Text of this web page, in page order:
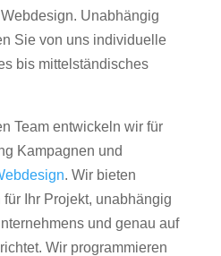
Unabhängig
Sie von uns individuelle
bis mittelständisches
Team entwickeln wir für
Kampagnen und
. Wir bieten
Ihr Projekt, unabhängig
und genau auf
Wir programmieren